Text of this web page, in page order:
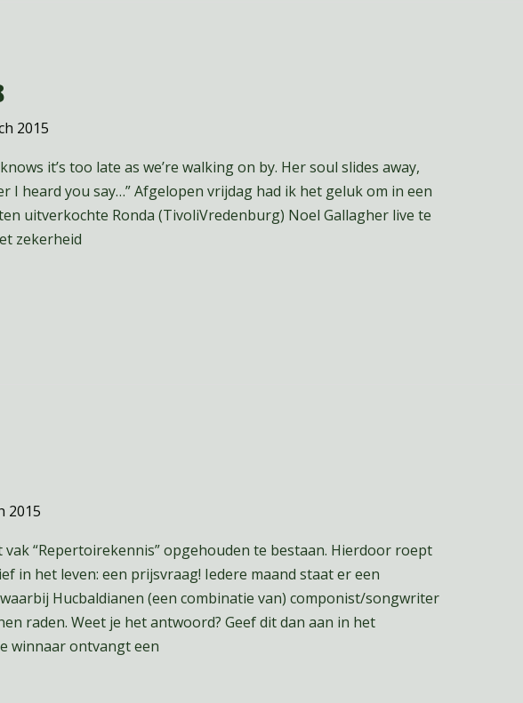
2015
it’s too late as we’re walking on by. Her soul slides away,
I heard you say…” Afgelopen vrijdag had ik het geluk om in een
uitverkochte Ronda (TivoliVredenburg) Noel Gallagher live te
zekerheid
2015
vak “Repertoirekennis” opgehouden te bestaan. Hierdoor roept
in het leven: een prijsvraag! Iedere maand staat er een
Hucbaldianen (een combinatie van) componist/songwriter
raden. Weet je het antwoord? Geef dit dan aan in het
winnaar ontvangt een